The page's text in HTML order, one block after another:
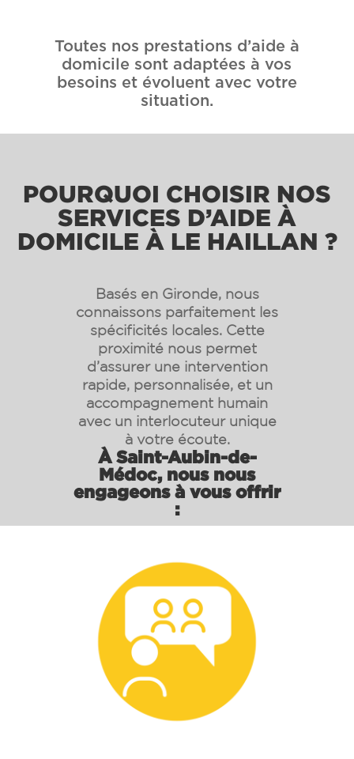
Toutes nos prestations d’aide à
domicile sont adaptées à vos
besoins et évoluent avec votre
situation.
POURQUOI CHOISIR NOS
SERVICES D’AIDE À
DOMICILE À LE HAILLAN ?
Basés en Gironde, nous
connaissons parfaitement les
spécificités locales. Cette
proximité nous permet
d’assurer une intervention
rapide, personnalisée, et un
accompagnement humain
avec un interlocuteur unique
à votre écoute.
À Saint-Aubin-de-
Médoc, nous nous
engageons à vous offrir
: